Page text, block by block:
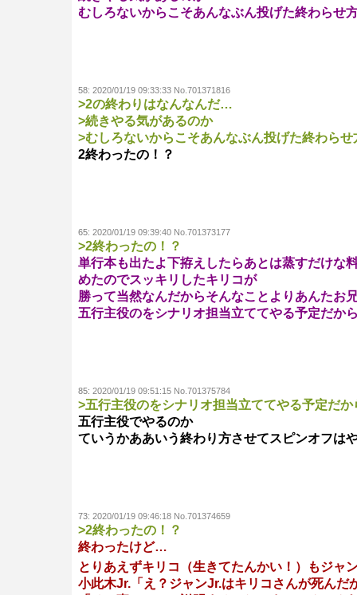
むしろないからこそあんなぶん投げた終わらせ
58: 2020/01/19 09:33:33 No.701371816
>2の終わりはなんなんだ…
>続きやる気があるのか
>むしろないからこそあんなぶん投げた終わら
2終わったの！？
65: 2020/01/19 09:39:40 No.701373177
>2終わったの！？
単行本も出たよ下拵えしたらあとは蒸すだけな
めたのでスッキリしたキリコが
勝って当然なんだからそんなことよりあんたお
五行主役のをシナリオ担当立ててやる予定だか
85: 2020/01/19 09:51:15 No.701375784
>五行主役のをシナリオ担当立ててやる予定だ
五行主役でやるのか
ていうかああいう終わり方させてスピンオフは
73: 2020/01/19 09:46:18 No.701374659
>2終わったの！？
終わったけど…
とりあえずキリコ（生きてたんかい！）もジャ
小此木Jr.「え？ジャンJr.はキリコさんが死ん